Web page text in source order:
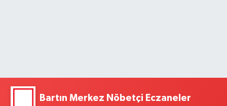
Bartın Merkez Nöbetçi Eczaneler